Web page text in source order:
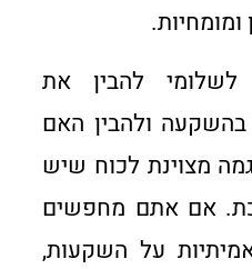
ומומחיות.
לשלומי להבין את
ולהבין האם
מצוינת לכוח שיש
אם אתם מחפשים
על השקעות,